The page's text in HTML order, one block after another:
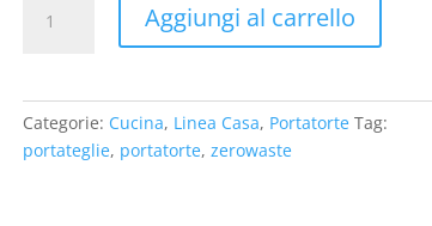
double
quantità
Aggiungi al carrello
Categorie: Cucina, Linea Casa, Portatorte Tag:
portateglie, portatorte,zerowaste